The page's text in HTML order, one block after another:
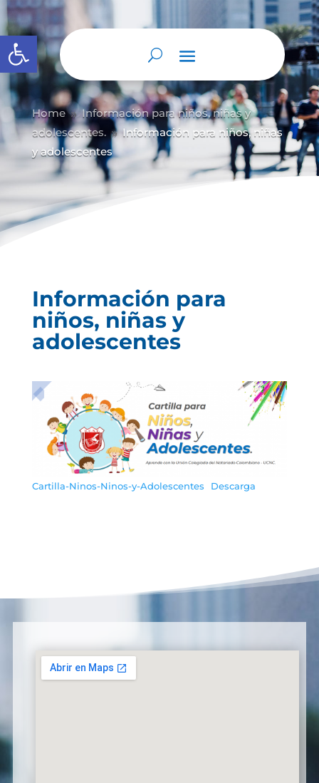
Abrir barra de herramientas
Home 9 Información para niños, niñas y
adolescentes. 9 Información para niños, niñas
y adolescentes
Información para
niños, niñas y
adolescentes
Cartilla-Ninos-Ninos-y-Adolescentes Descarga